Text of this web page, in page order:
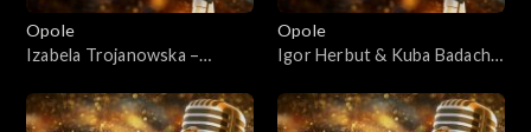
Opole
Izabela Trojanowska –
Opole
Igor Herbut & Kuba Badach –
kłamstw”